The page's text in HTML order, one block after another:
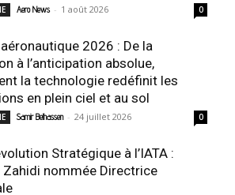
Aero News - 1 août 2026 0
2026 : De la
à l’anticipation absolue,
la technologie redéfinit les
en plein ciel et au sol
Samir Belhassen - 24 juillet 2026 0
Stratégique à l’IATA :
Zahidi nommée Directrice